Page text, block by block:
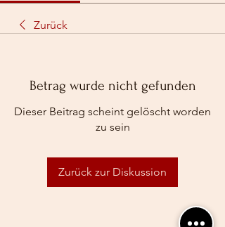
Zurück
Betrag wurde nicht gefunden
Dieser Beitrag scheint gelöscht worden
zu sein
Zurück zur Diskussion